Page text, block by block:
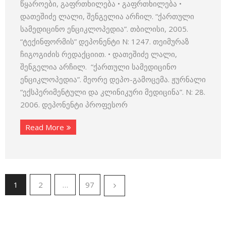
წყაროები, გაფრთხილება • გაფრთხილება •
დათეშიძე ლალი, შენგელია არჩილ. “ქართული
სამედიცინო ენციკლოპედია”. თბილისი, 2005.
“ტექინფორმის” დეპონენტი N: 1247. თეიმურაზ
ჩიგოგიძის რედაქციით. • დათეშიძე ლალი,
შენგელია არჩილ. “ქართული სამედიცინო
ენციკლოპედია”. მეორე დეპო-გამოცემა. ჟურნალი
“ექსპერიმენტული და კლინიკური მედიცინა”. N: 28.
2006. დეპონენტი პროფესორ
Read More
1 2 … 97